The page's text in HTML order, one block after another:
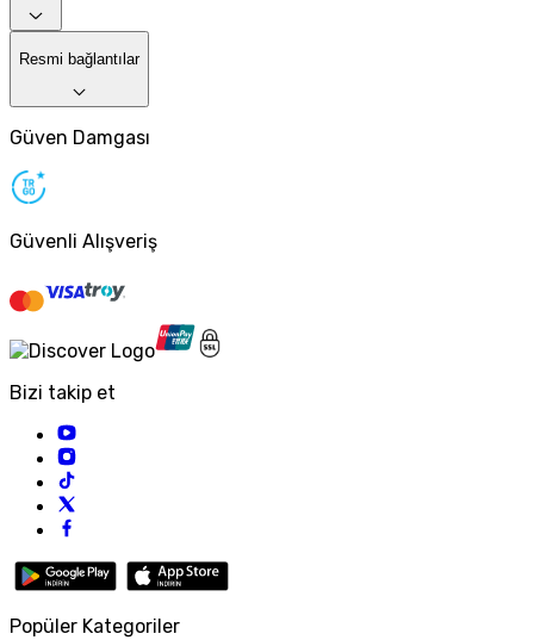
Resmi bağlantılar
Güven Damgası
Güvenli Alışveriş
Bizi takip et
Popüler Kategoriler